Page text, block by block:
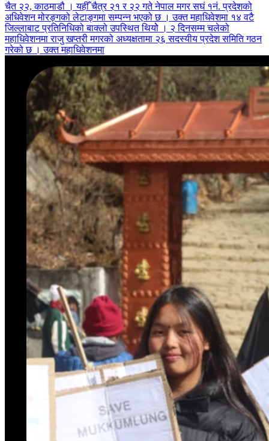
चैत २२, काठमाडौ । यहीँ चैत्र २१ र २२ गते नेपाल मगर सघं १नं. प्रदेशको
अधिवेशन मोरङ्गको लेटाङ्गमा सम्पन्न भएको छ । उक्त महाधिवेशमा १४ वटै
जिल्लाबाट प्रतिनिधिको बाक्लो उपस्थित थियोे । २ दिनसम्म चलेको
महाधिवेशनमा राजु खप्तरी मगरको अध्यक्षतामा २६ सदस्यीय प्रदेश समिति गठन
गरेको छ । उक्त महाधिवेशनमा